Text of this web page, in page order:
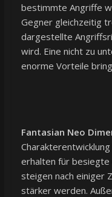
bestimmte Angriffe
Gegner gleichzeitig
dargestellte
wird. Eine nicht zu
enorme Vorteile
Fantasian Neo
erhalten für besiegte
steigen nach einiger
stärker werden.